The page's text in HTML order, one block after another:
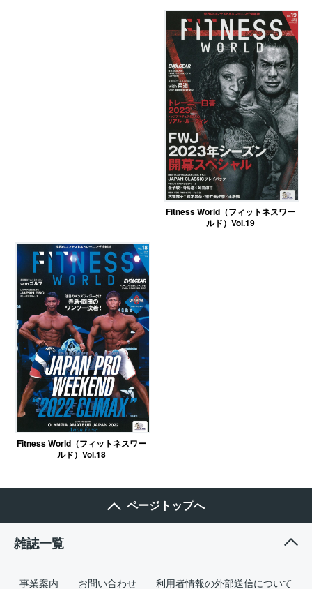
Fitness World（フィットネスワー
ルド）Vol.19
Fitness World（フィットネスワー
ルド）Vol.18
ページトップへ
雑誌一覧
事業案内 お問い合わせ 利用者情報の外部送信について